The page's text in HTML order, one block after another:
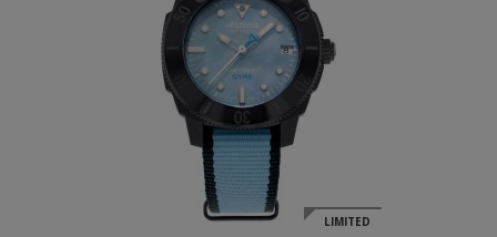
LIMITED